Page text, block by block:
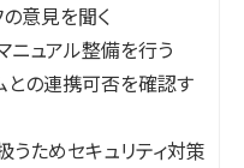
意見を聞く
ュアル整備を行う
との連携可否を確認す
ためセキュリティ対策